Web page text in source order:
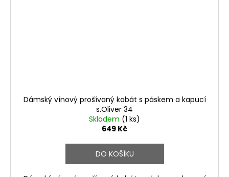
Dámský vínový prošívaný kabát s páskem a kapucí
s.Oliver 34
Skladem (1 ks)
649 Kč
DO KOŠÍKU